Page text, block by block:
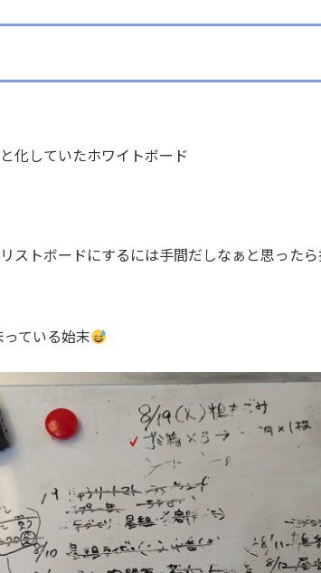
化していたホワイトボード
ストボードにするには手間だしなぁと思った
ている始末